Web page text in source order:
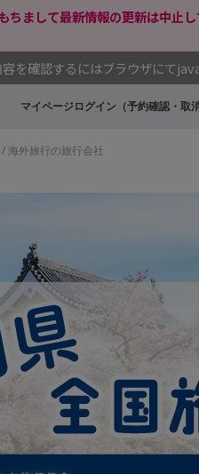
まして最新情報の更新は中止
を確認するにはブラウザにて
マイページログイン（予約確認・取消
海外旅行の旅行会社